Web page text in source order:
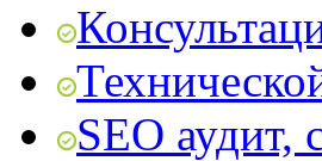
SEO аудит,